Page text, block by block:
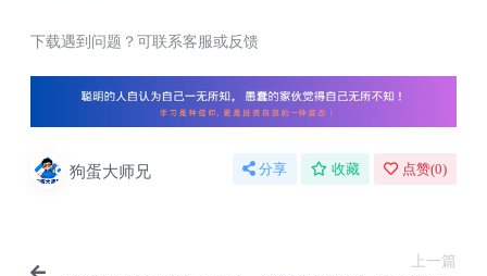
下载遇到问题？可联系客服或反馈
狗蛋大师兄 分享 收藏 点赞(0)
上一篇